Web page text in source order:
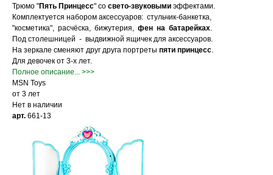
Трюмо "Пять Принцесс" со свето-звуковыми эффектами.
Комплектуется набором аксессуаров: стульчик-банкетка,
"косметика", расчёска, бижутерия, фен на батарейках.
Под столешницей - выдвижной ящичек для аксессуаров.
На зеркале сменяют друг друга портреты пяти принцесс.
Для девочек от 3-х лет.
Полное описание... >>>
MSN Toys
от 3 лет
Нет в наличии
арт. 661-13